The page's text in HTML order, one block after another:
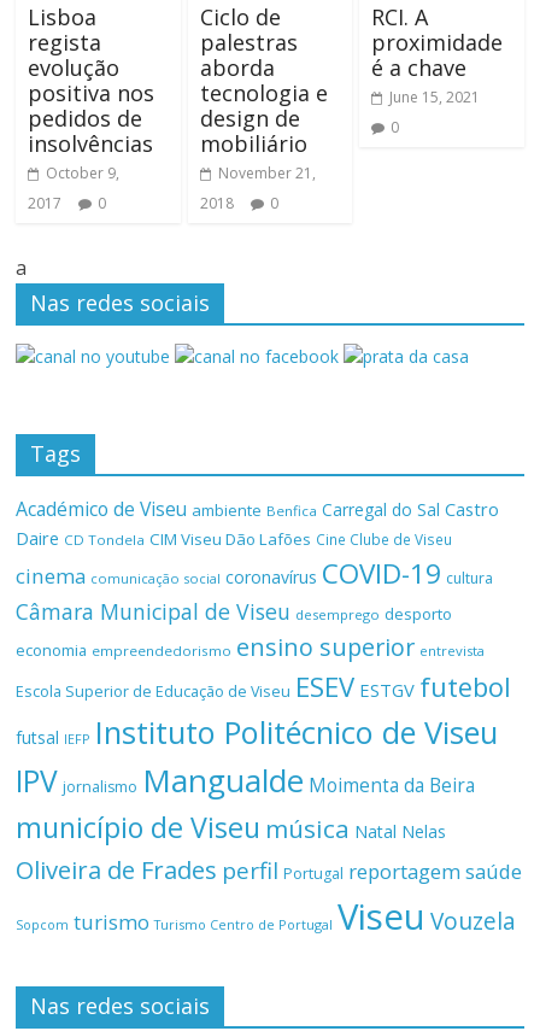
Lisboa
regista
evolução
positiva nos
pedidos de
insolvências
October 9,
2017
0
Ciclo de
palestras
aborda
tecnologia e
design de
mobiliário
November 21,
2018
0
RCI. A
proximidade
é a chave
June 15, 2021
0
a
Nas redes sociais
Tags
Académico de Viseu ambiente Benfica Carregal do Sal Castro
Daire CD Tondela CIM Viseu Dão Lafões Cine Clube de Viseu
cinema comunicação social coronavírus COVID-19 cultura
Câmara Municipal de Viseu desemprego desporto
economia empreendedorismo ensino superior entrevista
Escola Superior de Educação de Viseu ESEV ESTGV futebol
futsal IEFP Instituto Politécnico de Viseu
IPV jornalismo Mangualde Moimenta da Beira
município de Viseu música Natal Nelas
Oliveira de Frades perfil Portugal reportagemsaúde
Sopcom turismo Turismo Centro de Portugal Viseu Vouzela
Nas redes sociais